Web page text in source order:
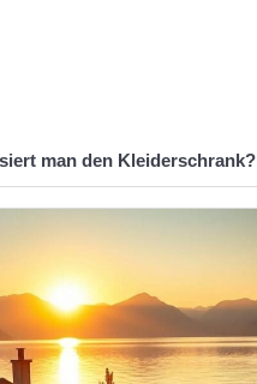
man den Kleiderschrank?